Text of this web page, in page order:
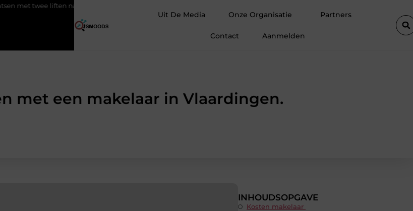
naast elkaar
Uit De Media Onze Organisatie Partners
Contact Aanmelden
met een makelaar in Vlaardingen.
INHOUDSOPGAVE
Kosten makelaar